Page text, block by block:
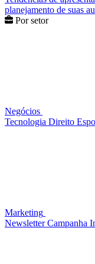
planejamento de suas
Por setor
Negócios
Tecnologia Direito
Marketing
Newsletter Campanha